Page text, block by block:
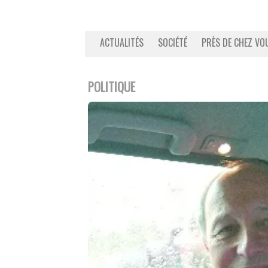
ACTUALITÉS SOCIÉTÉ PRÈS DE CHEZ
POLITIQUE